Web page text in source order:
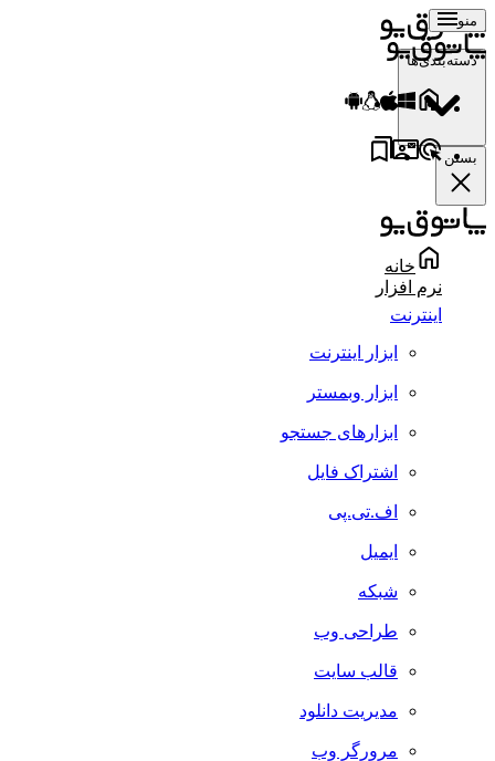
منو
دسته‌بندی‌ها
بستن
خانه
نرم افزار
اینترنت
ابزار اینترنت
ابزار وبمستر
ابزارهای جستجو
اشتراک فایل
اف.تی.پی
ایمیل
شبکه
طراحی وب
قالب سایت
مدیریت دانلود
مرورگر وب